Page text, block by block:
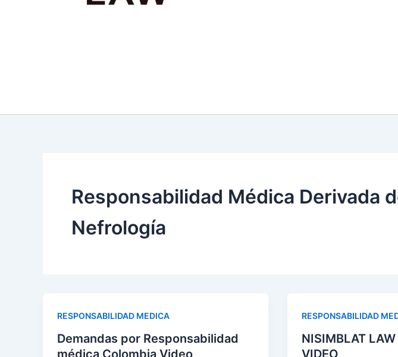
Responsabilidad Médica Derivada
Nefrología
RESPONSABILIDAD MEDICA
Demandas por Responsabilidad
médica Colombia Video
RESPONSABILIDAD
NISIMBLAT
VIDEO